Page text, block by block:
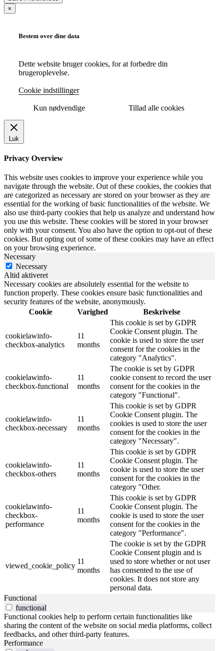
×
Bestem over dine data
Dette website bruger cookies, for at forbedre din
brugeroplevelse.
Cookie indstillinger
Kun nødvendige Tillad alle cookies
Luk
Privacy Overview
This website uses cookies to improve your experience while you
navigate through the website. Out of these cookies, the cookies that
are categorized as necessary are stored on your browser as they are
essential for the working of basic functionalities of the website. We
also use third-party cookies that help us analyze and understand how
you use this website. These cookies will be stored in your browser
only with your consent. You also have the option to opt-out of these
cookies. But opting out of some of these cookies may have an effect
on your browsing experience.
Necessary
Necessary
Altid aktiveret
Necessary cookies are absolutely essential for the website to
function properly. These cookies ensure basic functionalities and
security features of the website, anonymously.
Cookie
Varighed Beskrivelse
cookielawinfo-
checkbox-analytics
11
months
This cookie is set by GDPR
Cookie Consent plugin. The
cookie is used to store the user
consent for the cookies in the
category "Analytics".
cookielawinfo-
checkbox-functional
11
months
The cookie is set by GDPR
cookie consent to record the user
consent for the cookies in the
category "Functional".
cookielawinfo-
checkbox-necessary
11
months
This cookie is set by GDPR
Cookie Consent plugin. The
cookies is used to store the user
consent for the cookies in the
category "Necessary".
cookielawinfo-
checkbox-others
11
months
This cookie is set by GDPR
Cookie Consent plugin. The
cookie is used to store the user
consent for the cookies in the
category "Other.
cookielawinfo-
checkbox-
performance
11
months
This cookie is set by GDPR
Cookie Consent plugin. The
cookie is used to store the user
consent for the cookies in the
category "Performance".
viewed_cookie_policy
11
months
The cookie is set by the GDPR
Cookie Consent plugin and is
used to store whether or not user
has consented to the use of
cookies. It does not store any
personal data.
Functional
functional
Functional cookies help to perform certain functionalities like
sharing the content of the website on social media platforms, collect
feedbacks, and other third-party features.
Performance